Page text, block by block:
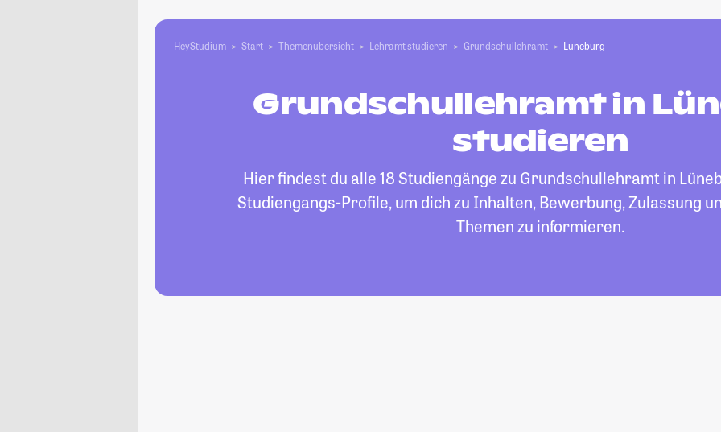
HeyStudium Start Themenübersicht Lehramt studieren Grundschullehramt Lüneburg
Grundschullehramt in
studieren
Hier findest du alle 18 Studiengänge zu Grundschullehramt in
Studiengangs-Profile, um dich zu Inhalten, Bewerbung, Zulassung
Themen zu informieren.